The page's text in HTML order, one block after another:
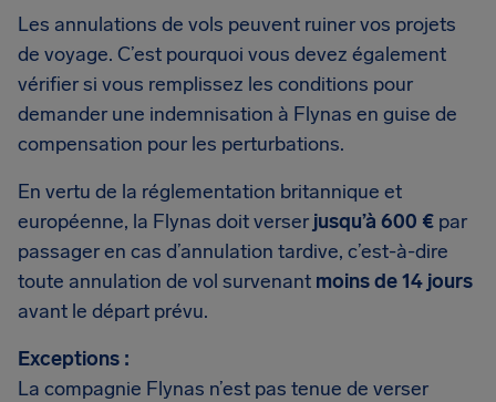
Les annulations de vols peuvent ruiner vos projets
de voyage. C’est pourquoi vous devez également
vérifier si vous remplissez les conditions pour
demander une indemnisation à Flynas en guise de
compensation pour les perturbations.
En vertu de la réglementation britannique et
européenne, la Flynas doit verser jusqu’à 600 € par
passager en cas d’annulation tardive, c’est-à-dire
toute annulation de vol survenant moins de 14 jours
avant le départ prévu.
Exceptions :
La compagnie Flynas n’est pas tenue de verser